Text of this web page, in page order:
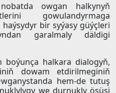
owgan halkynyň
gowulandyrmaga
bir syýasy güýçleri
garalmaly däldigi
boýunça halkara dialogyň,
dowam etdirilmeginiň
hem-de tutuş
we durnukly ösüşi